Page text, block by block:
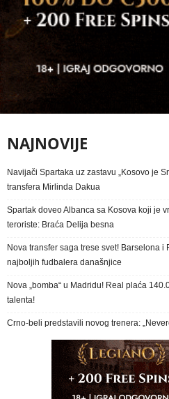
NAJNOVIJE
Navijači Spartaka uz zastavu „Kosovo je
transfera Mirlinda Dakua
Spartak doveo Albanca sa Kosova koji je
teroriste: Braća Delija besna
Nova transfer saga trese svet! Barselona i
najboljih fudbalera današnjice
Nova „bomba“ u Madridu! Real plaća
talenta!
Crno-beli predstavili novog trenera: